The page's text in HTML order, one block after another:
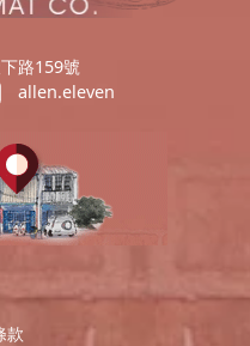
路159號
allen.eleven
款